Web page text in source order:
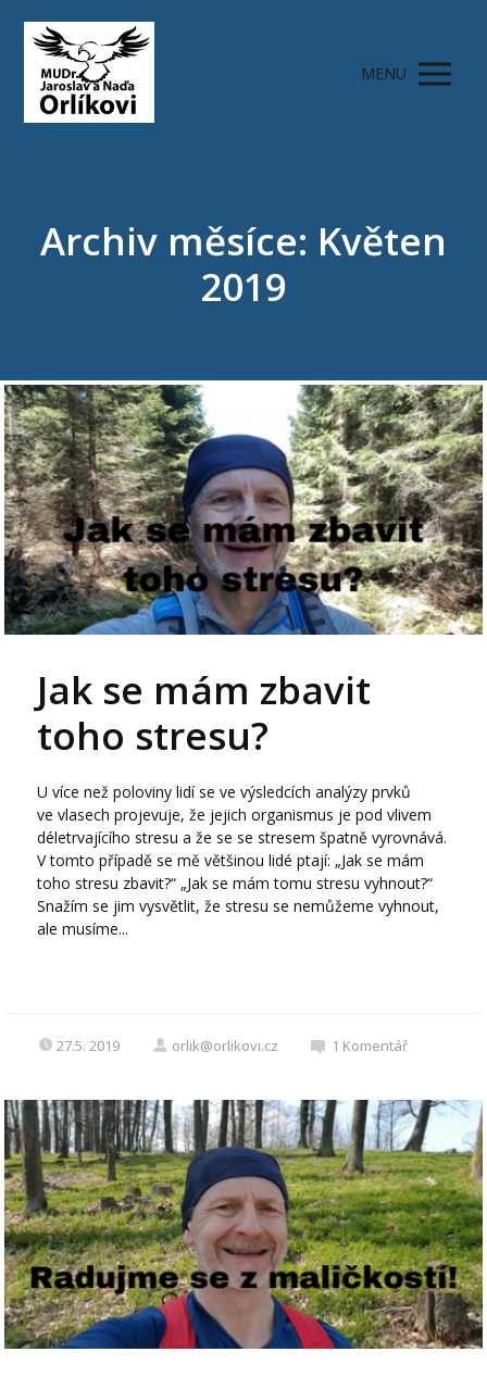
MENU
Archiv měsíce: Květen
2019
Jak se mám zbavit
toho stresu?
U více než poloviny lidí se ve výsledcích analýzy prvků
ve vlasech projevuje, že jejich organismus je pod vlivem
déletrvajícího stresu a že se se stresem špatně vyrovnává.
V tomto případě se mě většinou lidé ptají: „Jak se mám
toho stresu zbavit?“ „Jak se mám tomu stresu vyhnout?“
Snažím se jim vysvětlit, že stresu se nemůžeme vyhnout,
ale musíme...
27.5. 2019 orlik@orlikovi.cz 1 Komentář